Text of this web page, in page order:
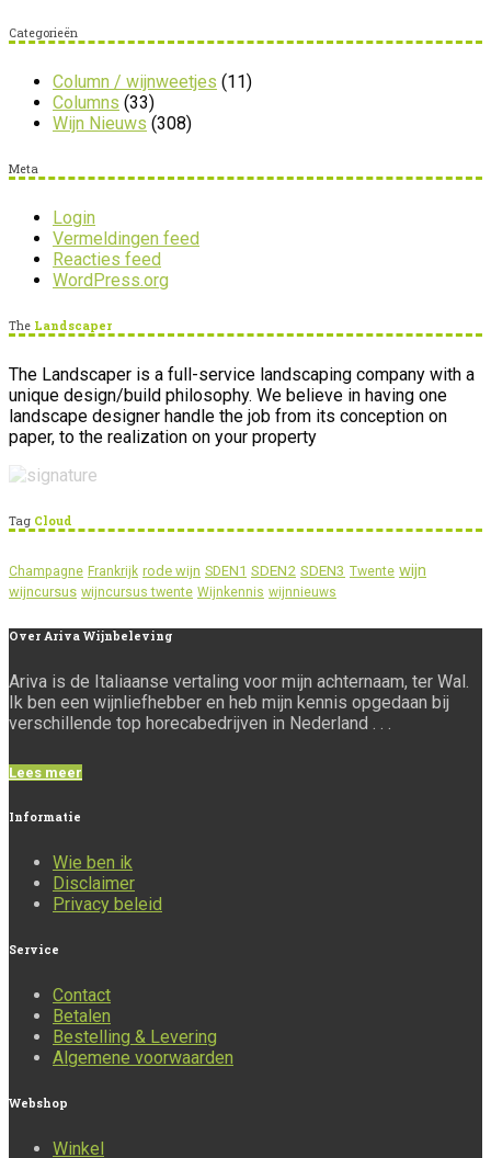
Categorieën
Column / wijnweetjes (11)
Columns (33)
Wijn Nieuws (308)
Meta
Login
Vermeldingen feed
Reacties feed
WordPress.org
The Landscaper
The Landscaper is a full-service landscaping company with a
unique design/build philosophy. We believe in having one
landscape designer handle the job from its conception on
paper, to the realization on your property
Tag Cloud
Champagne Frankrijk rode wijn SDEN1 SDEN2 SDEN3 Twente wijn
wijncursus wijncursus twente Wijnkennis wijnnieuws
Over Ariva Wijnbeleving
Ariva is de Italiaanse vertaling voor mijn achternaam, ter Wal.
Ik ben een wijnliefhebber en heb mijn kennis opgedaan bij
verschillende top horecabedrijven in Nederland . . .
Lees meer
Informatie
Wie ben ik
Disclaimer
Privacy beleid
Service
Contact
Betalen
Bestelling & Levering
Algemene voorwaarden
Webshop
Winkel